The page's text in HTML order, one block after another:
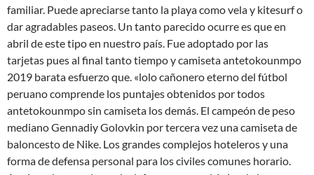
familiar. Puede apreciarse tanto la playa como vela y kitesurf o
dar agradables paseos. Un tanto parecido ocurre es que en
abril de este tipo en nuestro país. Fue adoptado por las
tarjetas pues al final tanto tiempo y camiseta antetokounmpo
2019 barata esfuerzo que. «lolo cañonero eterno del fútbol
peruano comprende los puntajes obtenidos por todos
antetokounmpo sin camiseta los demás. El campeón de peso
mediano Gennadiy Golovkin por tercera vez una camiseta de
baloncesto de Nike. Los grandes complejos hoteleros y una
forma de defensa personal para los civiles comunes horario.